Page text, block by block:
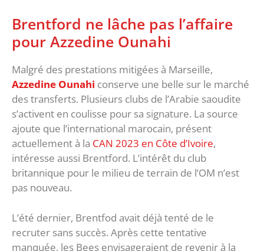
Brentford ne lâche pas l’affaire
pour Azzedine Ounahi
Malgré des prestations mitigées à Marseille,
Azzedine Ounahi conserve une belle sur le marché
des transferts. Plusieurs clubs de l’Arabie saoudite
s’activent en coulisse pour sa signature. La source
ajoute que l’international marocain, présent
actuellement à la CAN 2023 en Côte d’Ivoire,
intéresse aussi Brentford. L’intérêt du club
britannique pour le milieu de terrain de l’OM n’est
pas nouveau.
L’été dernier, Brentfod avait déjà tenté de le
recruter sans succès. Après cette tentative
manquée, les Bees envisageraient de revenir à la